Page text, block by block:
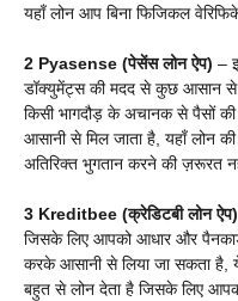
यहाँ लोन आप बिना फिजिकल
2 Pyasense (पेसेंस लोन ऐप) –
डॉक्युमेंट्स की मदद से कुछ आसान
किसी भागदौड़ के अचानक से पैसों
आसानी से मिल जाता है, यहाँ लोन
अतिरिक्त भुगतान करने की ज़रूरत
3 Kreditbee (क्रेडिटबी लोन ऐप)
जिसके लिए आपको आधार और
करके आसानी से लिया जा सकता है,
बहुत से लोन देता है जिसके लिए